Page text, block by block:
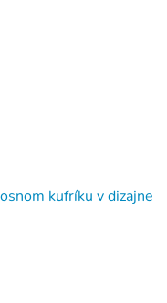
kufríku v dizajne